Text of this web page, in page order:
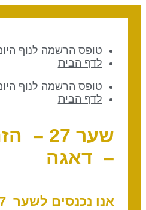
טופס הרשמה לנוף היומי
לדף הבית
טופס הרשמה לנוף היומי
לדף הבית
– דאגה
אנו נכנסים לשער 27 ק